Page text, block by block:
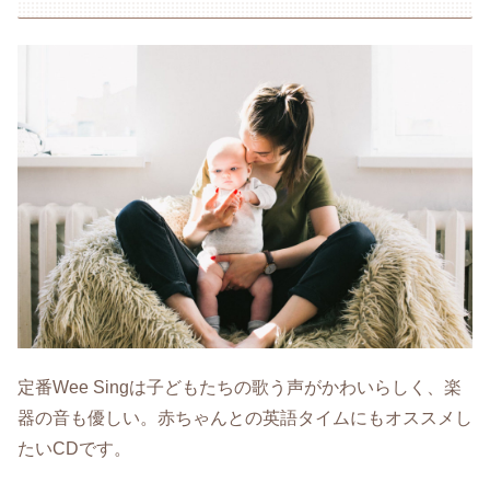
定番Wee Singは子どもたちの歌う声がかわいらしく、楽
器の音も優しい。赤ちゃんとの英語タイムにもオススメし
たいCDです。